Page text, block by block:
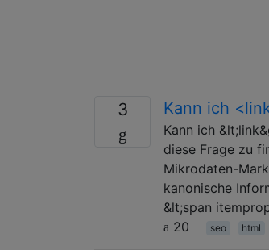
3 Kann ich
Kann ich
diese Frage zu
Mikrodaten-
kanonische
&lt;span
20
seo html